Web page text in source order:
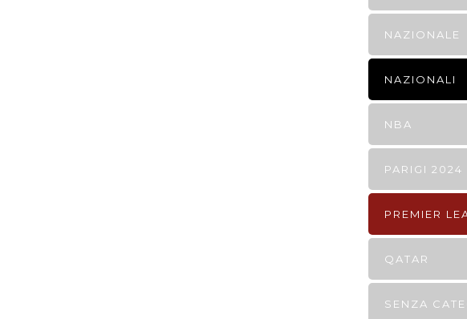
NAZIONALE
NAZIONALI
NBA
PARIGI 2024
PREMIER
QATAR
SENZA